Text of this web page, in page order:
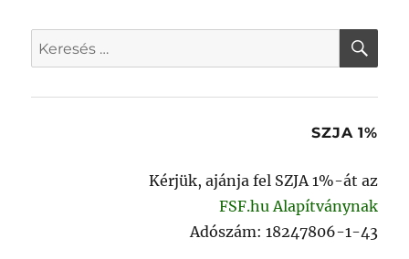
Keresés
a
következő
SZJA 1%
Kérjük, ajánja fel SZJA 1%-át az
FSF.hu Alapítványnak
Adószám: 18247806-1-43